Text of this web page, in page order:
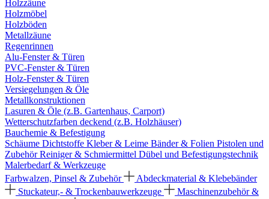
Holzzäune
Holzmöbel
Holzböden
Metallzäune
Regenrinnen
Alu-Fenster & Türen
PVC-Fenster & Türen
Holz-Fenster & Türen
Versiegelungen & Öle
Metallkonstruktionen
Lasuren & Öle (z.B. Gartenhaus, Carport)
Wetterschutzfarben deckend (z.B. Holzhäuser)
Bauchemie & Befestigung
Schäume Dichtstoffe Kleber & Leime Bänder & Folien Pistolen und
ZubehörReiniger & Schmiermittel Dübel und Befestigungstechnik
Malerbedarf & Werkzeuge
Farbwalzen, Pinsel & Zubehör
Abdeckmaterial & Klebebänder
Stuckateur,- & Trockenbauwerkzeuge
Maschinenzubehör &